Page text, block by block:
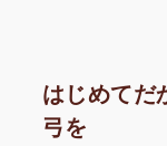
はじめてだ
弓を